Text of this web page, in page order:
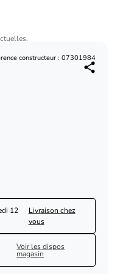
constructeur : 07301984
12
Livraison chez
vous
Voir les dispos
magasin